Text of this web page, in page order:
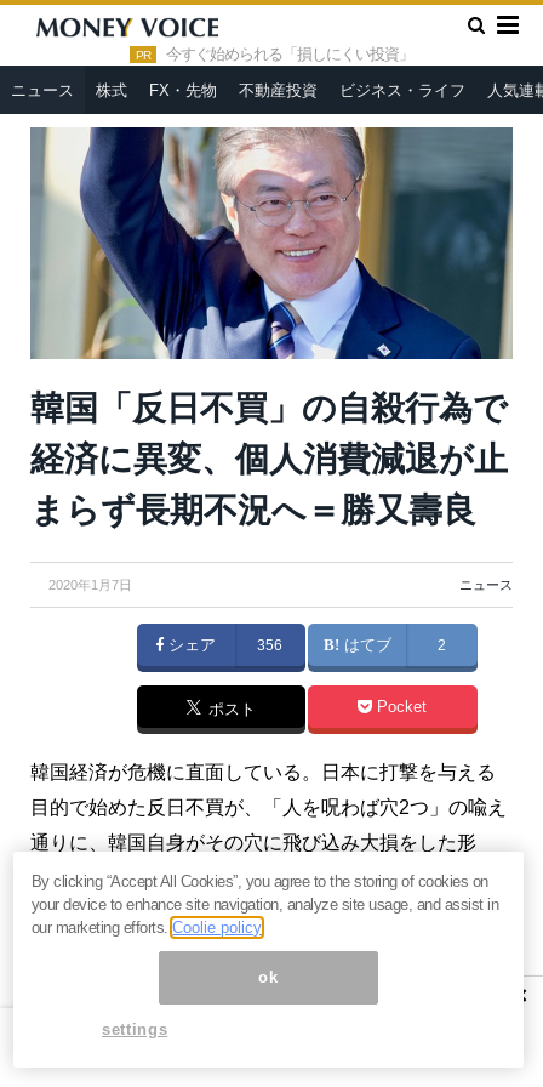
PR 今すぐ始められる「損しにくい投資」
ニュース 株式 FX・先物 不動産投資 ビジネス・ライフ 人気連
HOME » ニュース »
韓国「反日不買」の自殺行為で経済に異
変、個人消費減退が止まらず長期不況へ＝勝又壽良
韓国「反日不買」の自殺行為で
経済に異変、個人消費減退が止
まらず長期不況へ＝勝又壽良
2020年1月7日 ニュース
シェア 356 はてブ 2
ポスト Pocket
韓国経済が危機に直面している。日本に打撃を与える
目的で始めた反日不買が、「人を呪わば穴2つ」の喩え
通りに、韓国自身がその穴に飛び込み大損をした形
だ。（『勝又壽良の経済時評』勝又壽良）
※本記事は有料メルマガ『勝又壽良の経済時評
1月6日号の一部抜粋です。ご興味をお持ちの方はぜひ
ご購読をどうぞ。当月配信済みのバックナ
ンバーもすぐ読めます。
×
By clicking “Accept All Cookies”, you agree to the storing of cookies on
your device to enhance site navigation, analyze site usage, and assist in
our marketing efforts.Coolie policy
ok
settings